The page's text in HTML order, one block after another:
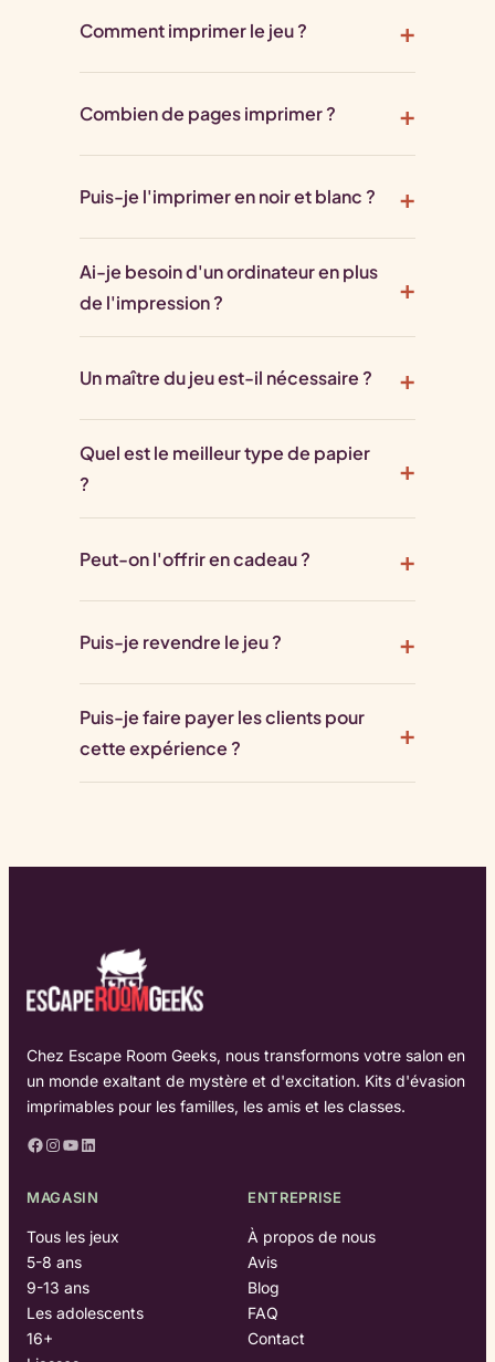
Comment imprimer le jeu ?
Combien de pages imprimer ?
Puis-je l'imprimer en noir et blanc ?
Ai-je besoin d'un ordinateur en plus
de l'impression ?
Un maître du jeu est-il nécessaire ?
Quel est le meilleur type de papier
?
Peut-on l'offrir en cadeau ?
Puis-je revendre le jeu ?
Puis-je faire payer les clients pour
cette expérience ?
Chez Escape Room Geeks, nous transformons votre salon en
un monde exaltant de mystère et d'excitation. Kits d'évasion
imprimables pour les familles, les amis et les classes.
Facebook Instagram YouTube LinkedIn
MAGASIN
Tous les jeux
5-8 ans
9-13 ans
Les adolescents
16+
ENTREPRISE
À propos de nous
Avis
Blog
FAQ
Contact